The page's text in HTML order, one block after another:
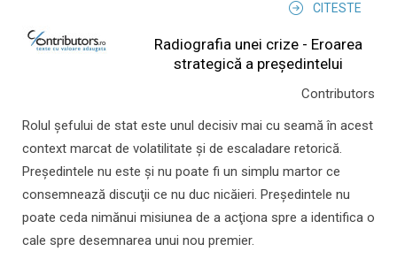
CITESTE
Radiografia unei crize - Eroarea
strategică a președintelui
Contributors
Rolul şefului de stat este unul decisiv mai cu seamă în acest
context marcat de volatilitate şi de escaladare retorică.
Preşedintele nu este şi nu poate fi un simplu martor ce
consemnează discuţii ce nu duc nicăieri. Preşedintele nu
poate ceda nimănui misiunea de a acţiona spre a identifica o
cale spre desemnarea unui nou premier.